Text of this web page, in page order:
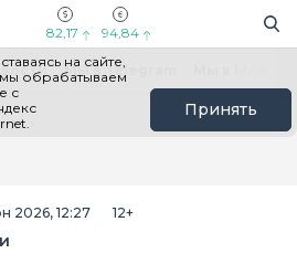
82,17 94,84
на сайте,
мы обрабатываем
с
Принять
Мы в Telegram
2026, 12:27 12+